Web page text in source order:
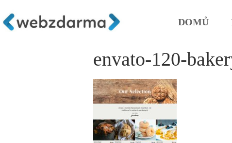
DOMŮ
envato-120-